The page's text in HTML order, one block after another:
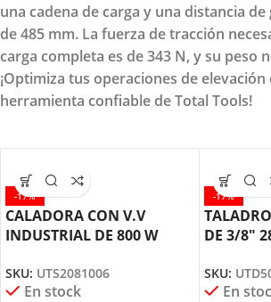
una cadena de carga y una distancia de
de 485 mm. La fuerza de tracción
carga completa es de 343 N, y su peso
¡Optimiza tus operaciones de elevación
herramienta confiable de Total Tools!
-17%
CALADORA CON V.V
INDUSTRIAL DE 800 W
SKU: UTS2081006
En stock
-17%
DE 3/8″
SKU:
En